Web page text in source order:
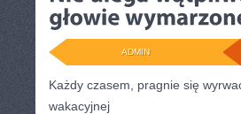
ADMIN
Każdy czasem, pragnie się
wakacyjnej